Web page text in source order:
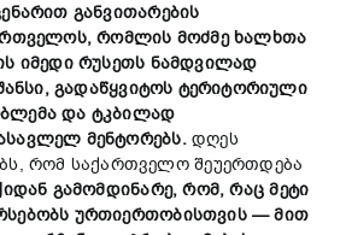
განვითარების
,რომლის მოძმე ხალხთა
იმედი რუსეთს ნამდვილად
,გადაწყვიტოს ტერიტორიული
და ტკბილად
მენტორებს.დღეს
რომ საქართველო შეუერთდება
გამომდინარე,რომ,რაც მეტი
ურთიერთობისთვის—მით